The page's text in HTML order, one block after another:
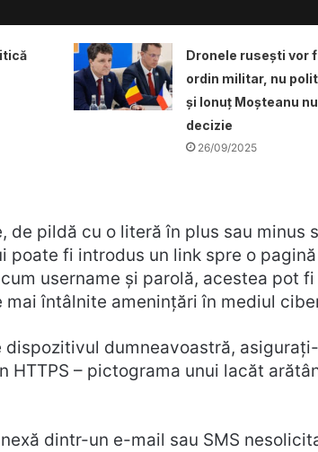
Dronele ruseşti vor
ordin militar, nu
și Ionuț Moșteanu
decizie
26/09/2025
de pildă cu o literă în plus sau minus
poate fi introdus un link spre o
username și parolă, acestea pot
întâlnite ameninţări în mediul
dumneavoastră,
HTTPS – pictograma unui lacăt
dintr-un e-mail sau SMS